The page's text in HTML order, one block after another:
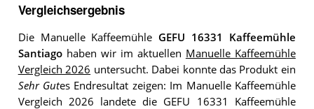
Vergleichsergebnis
Die Manuelle Kaffeemühle GEFU 16331 Kaffeemühle
Santiagohaben wir im aktuellen Manuelle Kaffeemühle
Vergleich 2026 untersucht. Dabei konnte das Produkt ein
Sehr Gutes Endresultat zeigen: Im Manuelle Kaffeemühle
Vergleich 2026 landete die GEFU 16331 Kaffeemühle